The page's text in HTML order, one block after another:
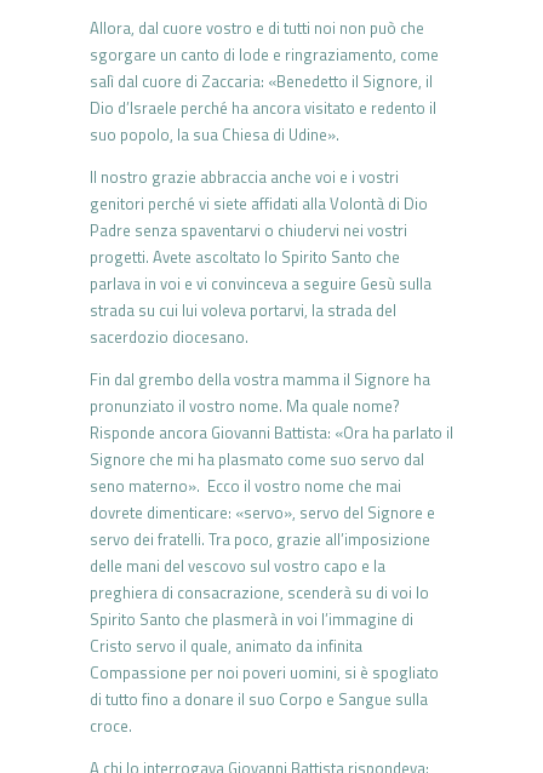
Allora, dal cuore vostro e di tutti noi non può che
sgorgare un canto di lode e ringraziamento, come
salì dal cuore di Zaccaria: «Benedetto il Signore, il
Dio d’Israele perché ha ancora visitato e redento il
suo popolo, la sua Chiesa di Udine».
Il nostro grazie abbraccia anche voi e i vostri
genitori perché vi siete affidati alla Volontà di Dio
Padre senza spaventarvi o chiudervi nei vostri
progetti. Avete ascoltato lo Spirito Santo che
parlava in voi e vi convinceva a seguire Gesù sulla
strada su cui lui voleva portarvi, la strada del
sacerdozio diocesano.
Fin dal grembo della vostra mamma il Signore ha
pronunziato il vostro nome. Ma quale nome?
Risponde ancora Giovanni Battista: «Ora ha parlato il
Signore che mi ha plasmato come suo servo dal
seno materno». Ecco il vostro nome che mai
dovrete dimenticare: «servo», servo del Signore e
servo dei fratelli. Tra poco, grazie all’imposizione
delle mani del vescovo sul vostro capo e la
preghiera di consacrazione, scenderà su di voi lo
Spirito Santo che plasmerà in voi l’immagine di
Cristo servo il quale, animato da infinita
Compassione per noi poveri uomini, si è spogliato
di tutto fino a donare il suo Corpo e Sangue sulla
croce.